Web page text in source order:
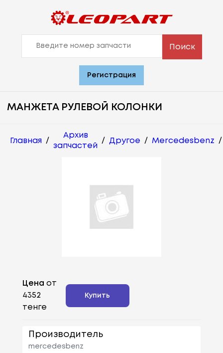
Поиск
Регистрация
МАНЖЕТА РУЛЕВОЙ КОЛОНКИ
Главная /
Архив
запчастей
/ Другое / Mercedesbenz /
Цена от
4352
тенге
Купить
Производитель
mercedesbenz